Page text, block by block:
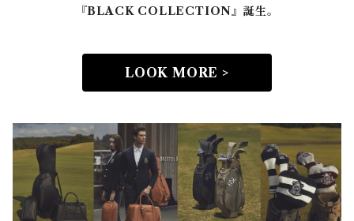
『BLACK COLLECTION』誕生。
LOOK MORE >